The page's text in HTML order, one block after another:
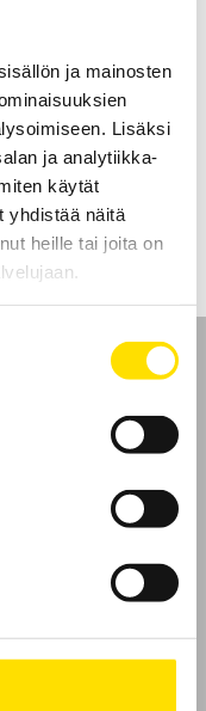
ja mainosten
Lisäksi
ja analytiikka-
käytät
yhdistää näitä
heille tai joita on
& CA6418
määräaikaisiin
seuraavat
sekä CA6415.
LUE LISÄÄ